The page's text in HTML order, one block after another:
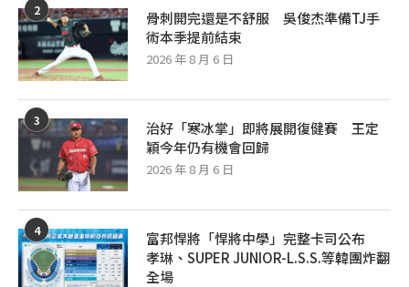
2
骨刺開完還是不舒服 吳俊杰準備TJ手
術本季提前結束
2026 年 8 月 6 日
3
治好「寒冰掌」即將展開復健賽 王定
穎今年仍有機會回歸
2026 年 8 月 6 日
4
富邦悍將「悍將中學」完整卡司公布
孝琳、SUPER JUNIOR-L.S.S.等韓團炸翻
全場